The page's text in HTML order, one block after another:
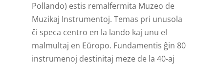
Pollando) estis remalfermita Muzeo de
Muzikaj Instrumentoj. Temas pri unusola
ĉi speca centro en la lando kaj unu el
malmultaj en Eŭropo. Fundamentis ĝin 80
instrumenoj destinitaj meze de la 40-aj